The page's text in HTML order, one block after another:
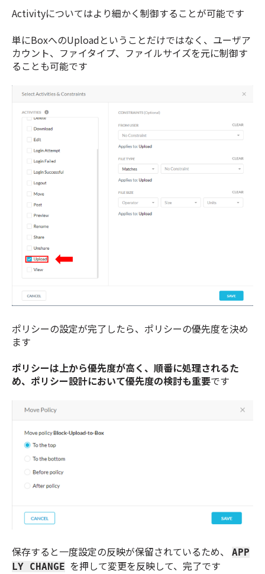
Activityについてはより細かく制御することが可能です
単にBoxへのUploadということだけではなく、ユーザア
カウント、ファイタイプ、ファイルサイズを元に制御す
ることも可能です
ポリシーの設定が完了したら、ポリシーの優先度を決め
ます
ポリシーは上から優先度が高く、順番に処理されるた
め、ポリシー設計において優先度の検討も重要です
保存すると一度設定の反映が保留されているため、
APP
LY CHANGE を押して変更を反映して、完了です